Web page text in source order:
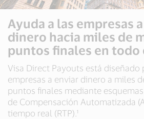
Ayuda a las empresas
dinero hacia miles de
puntos finales en todo
Visa Direct Payouts está diseñado
empresas a enviar dinero a miles
puntos finales mediante
de Compensación Automatizada
tiempo real (RTP).¹